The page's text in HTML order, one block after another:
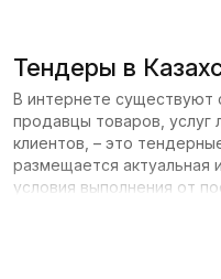
Тендеры в
В интернете существуют
продавцы товаров, услуг
клиентов, – это
размещается актуальная
условия выполнения от